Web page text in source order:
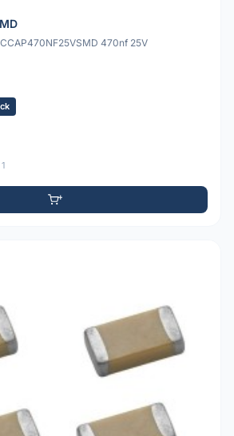
470nf 25V